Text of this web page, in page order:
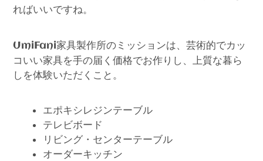
ればいいですね。
UmiFani家具製作所のミッションは、芸術的でカッ
コいい家具を手の届く価格でお作りし、上質な暮ら
しを体験いただくこと。
エポキシレジンテーブル
テレビボード
リビング・センターテーブル
オーダーキッチン